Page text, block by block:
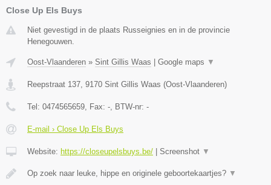
Close Up Els Buys
Niet gevestigd in de plaats Russeignies en in de provincie
Henegouwen.
Oost-Vlaanderen » Sint Gillis Waas Google maps ▼
Reepstraat 137, 9170 Sint Gillis Waas (Oost-Vlaanderen)
Tel: 0474565659, Fax: -, BTW-nr: -
E-mail › Close Up Els Buys
Website: https://closeupelsbuys.be/ Screenshot ▼
Op zoek naar leuke, hippe en originele geboortekaartjes? ▼